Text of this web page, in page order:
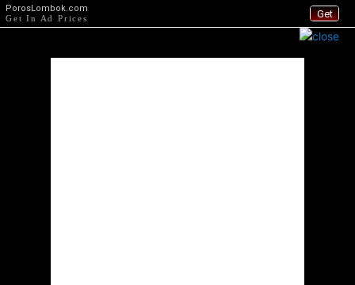
Get
PorosLombok.com
Get In Ad Prices